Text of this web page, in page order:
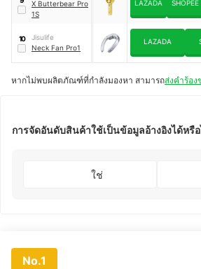
X Butterbear Pro
1S
LAZADA SHOPEE
10
Jisulife
Neck Fan Pro1
LAZADA
หากไม่พบผลิตภัณฑ์ที่กำลังมองหา สามารถส่งคำร้อง
การจัดอันดับสินค้าใช้เป็นข้อมูลอ้างอิงได้หรื
ใช่
No.1